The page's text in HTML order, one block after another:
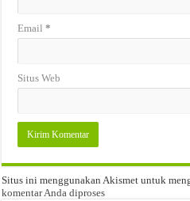
Email*
Situs Web
Situs ini menggunakan Akismet untuk
komentar Anda diproses